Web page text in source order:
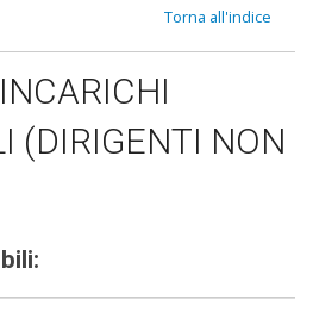
Torna all'indice
(DIRIGENTI NON